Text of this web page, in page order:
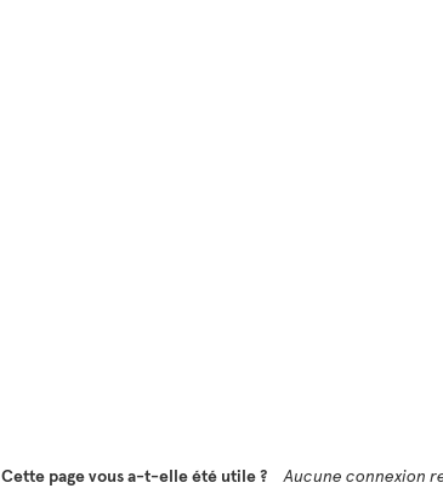
Cette page vous a-t-elle été utile ? Aucune connexion